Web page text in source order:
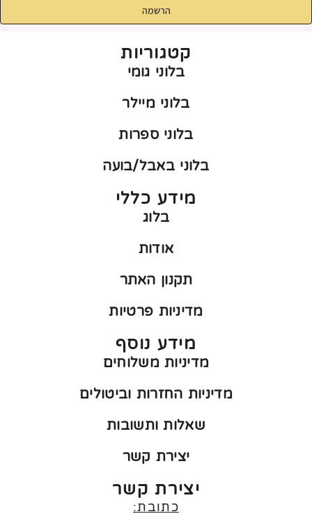
הרשמה
קטגוריות
בלוני גומי
בלוני מיילר
בלוני ספרות
בלוני באבל/בועה
מידע כללי
בלוג
אודות
תקנון האתר
מדיניות פרטיות
מידע נוסף
מדיניות משלוחים
מדיניות החזרות וביטולים
שאלות ותשובות
יצירת קשר
יצירת קשר
כתובת: